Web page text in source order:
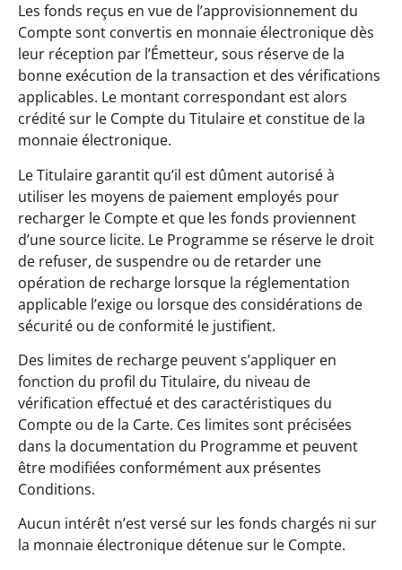
Les fonds reçus en vue de l’approvisionnement du
Compte sont convertis en monnaie électronique dès
leur réception par l’Émetteur, sous réserve de la
bonne exécution de la transaction et des vérifications
applicables. Le montant correspondant est alors
crédité sur le Compte du Titulaire et constitue de la
monnaie électronique.
Le Titulaire garantit qu’il est dûment autorisé à
utiliser les moyens de paiement employés pour
recharger le Compte et que les fonds proviennent
d’une source licite. Le Programme se réserve le droit
de refuser, de suspendre ou de retarder une
opération de recharge lorsque la réglementation
applicable l’exige ou lorsque des considérations de
sécurité ou de conformité le justifient.
Des limites de recharge peuvent s’appliquer en
fonction du profil du Titulaire, du niveau de
vérification effectué et des caractéristiques du
Compte ou de la Carte. Ces limites sont précisées
dans la documentation du Programme et peuvent
être modifiées conformément aux présentes
Conditions.
Aucun intérêt n’est versé sur les fonds chargés ni sur
la monnaie électronique détenue sur le Compte.